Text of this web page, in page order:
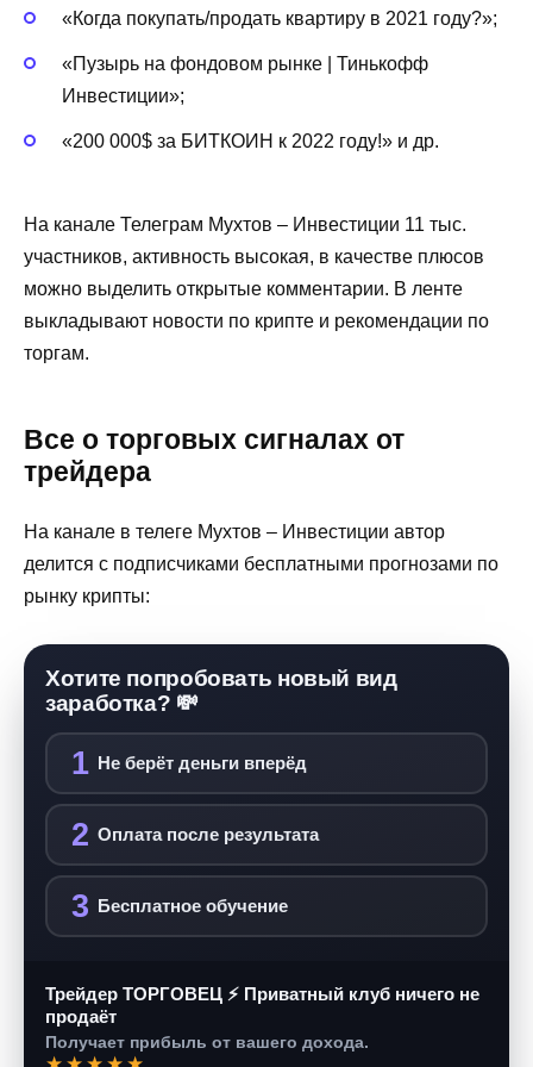
«Когда покупать/продать квартиру в 2021 году?»;
«Пузырь на фондовом рынке | Тинькофф
Инвестиции»;
«200 000$ за БИТКОИН к 2022 году!» и др.
На канале Телеграм Мухтов – Инвестиции 11 тыс.
участников, активность высокая, в качестве плюсов
можно выделить открытые комментарии. В ленте
выкладывают новости по крипте и рекомендации по
торгам.
Все о торговых сигналах от
трейдера
На канале в телеге Мухтов – Инвестиции автор
делится с подписчиками бесплатными прогнозами по
рынку крипты:
Хотите попробовать новый вид
заработка? 💸
1 Не берёт деньги вперёд
2 Оплата после результата
3 Бесплатное обучение
Трейдер ТОРГОВЕЦ ⚡ Приватный клуб ничего не
продаёт
Получает прибыль от вашего дохода.